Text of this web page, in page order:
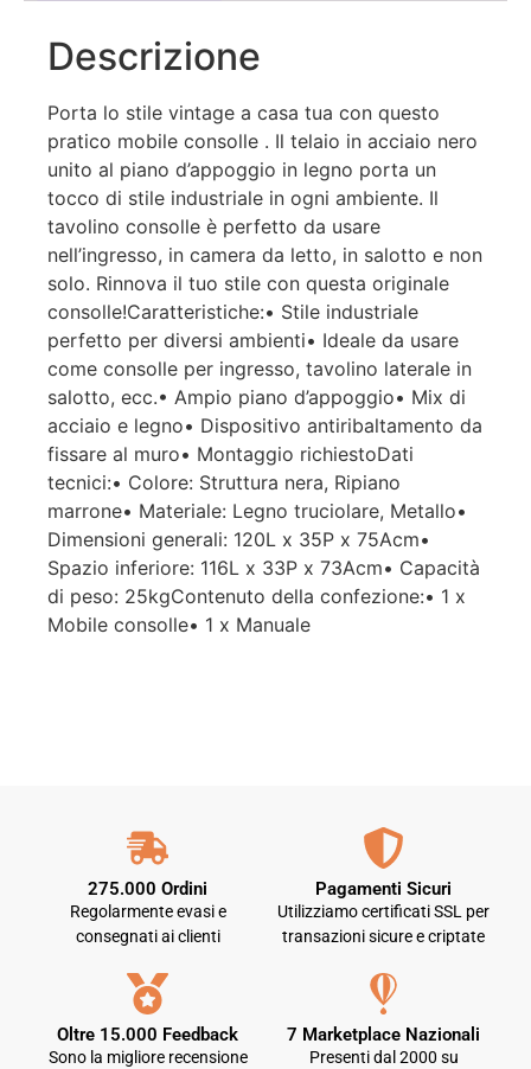
Descrizione
Porta lo stile vintage a casa tua con questo
pratico mobile consolle . Il telaio in acciaio nero
unito al piano d’appoggio in legno porta un
tocco di stile industriale in ogni ambiente. Il
tavolino consolle è perfetto da usare
nell’ingresso, in camera da letto, in salotto e non
solo. Rinnova il tuo stile con questa originale
consolle!Caratteristiche:• Stile industriale
perfetto per diversi ambienti• Ideale da usare
come consolle per ingresso, tavolino laterale in
salotto, ecc.• Ampio piano d’appoggio• Mix di
acciaio e legno• Dispositivo antiribaltamento da
fissare al muro• Montaggio richiestoDati
tecnici:• Colore: Struttura nera, Ripiano
marrone• Materiale: Legno truciolare, Metallo•
Dimensioni generali: 120L x 35P x 75Acm•
Spazio inferiore: 116L x 33P x 73Acm• Capacità
di peso: 25kgContenuto della confezione:• 1 x
Mobile consolle• 1 x Manuale
275.000 Ordini
Regolarmente evasi e
consegnati ai clienti
Pagamenti Sicuri
Utilizziamo certificati SSL per
transazioni sicure e criptate
Oltre 15.000 Feedback
Sono la migliore recensione
7 Marketplace Nazionali
Presenti dal 2000 su